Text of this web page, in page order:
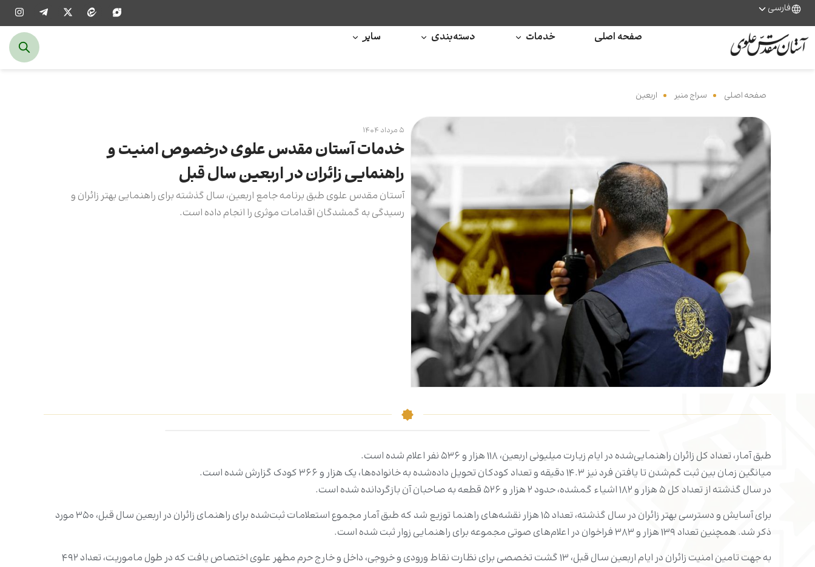
فارسی
صفحه اصلی خدمات دسته‌بندی سایر
صفحه اصلی سراج منیر اربعین
۵ مرداد ۱۴۰۴
خدمات آستان مقدس علوی درخصوص امنیت و
راهنمایی زائران در اربعین سال قبل
آستان مقدس علوی طبق برنامه جامع اربعین، سال گذشته برای راهنمایی بهتر زائران و
رسیدگی به گمشدگان اقدامات موثری را انجام داده است.
دانلود
طبق آمار، تعداد کل زائران راهنمایی‌شده در ایام زیارت میلیونی اربعین، ۱۱۸ هزار و ۵۳۶ نفر اعلام شده است.
میانگین زمان بین ثبت گم‌شدن تا یافتن فرد نیز ۱۴.۳ دقیقه و تعداد کودکان تحویل داده‌شده به خانواده‌ها، یک هزار و ۳۶۶ کودک گزارش شده است.
در سال گذشته از تعداد کل ۵ هزار و ۱۸۲ اشیاء گمشده، حدود ۲ هزار و ۵۲۶ قطعه به صاحبان آن بازگردانده شده است.
برای آسایش و دسترسی بهتر زائران در سال گذشته، تعداد ۱۵ هزار نقشه‌های راهنما توزیع‌ شد که طبق آمار مجموع استعلامات ثبت‌شده برای راهنمای زائران در اربعین سال قبل، ۳۵۰ مورد
ذکر شد. همچنین تعداد ۱۳۹ هزار و ۳۸۳ فراخوان در اعلام‌های صوتی مجموعه برای راهنمایی زوار ثبت شده است.
به جهت تامین امنیت زائران در ایام اربعین سال قبل، ۱۳ گشت تخصصی برای نظارت نقاط ورودی و خروجی، داخل و خارج حرم مطهر علوی اختصاص یافت که در طول ماموریت، تعداد ۴۹۲